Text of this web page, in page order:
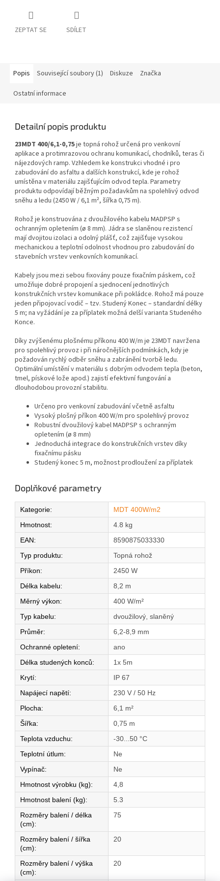
ZEPTAT SE SDÍLET
Popis Související soubory (1) Diskuze Značka
Ostatní informace
Detailní popis produktu
23MDT 400/6,1-0,75je topná rohož určená pro venkovní
aplikace a protimrazovou ochranu komunikací, chodníků, teras či
nájezdových ramp. Vzhledem ke konstrukci vhodné i pro
zabudování do asfaltu a dalších konstrukcí, kde je rohož
umístěna v materiálu zajišťujícím odvod tepla. Parametry
produktu odpovídají běžným požadavkům na spolehlivý odvod
sněhu a ledu (2450 W / 6,1 m², šířka 0,75 m).
Rohož je konstruována z dvoužilového kabelu MADPSP s
ochranným opletením (ø 8 mm). Jádra se slaněnou rezistencí
mají dvojitou izolaci a odolný plášť, což zajišťuje vysokou
mechanickou a teplotní odolnost vhodnou pro zabudování do
stavebních vrstev venkovních komunikací.
Kabely jsou mezi sebou fixovány pouze fixačním páskem, což
umožňuje dobré propojení a sjednocení jednotlivých
konstrukčních vrstev komunikace při pokládce. Rohož má pouze
jeden připojovací vodič – tzv. Studený Konec – standardní délky
5 m; na vyžádání je za příplatek možná delší varianta Studeného
Konce.
Díky zvýšenému plošnému příkonu 400 W/m je 23MDT navržena
pro spolehlivý provoz i při náročnějších podmínkách, kdy je
požadován rychlý odběr sněhu a zabránění tvorbě ledu.
Optimální umístění v materiálu s dobrým odvodem tepla (beton,
tmel, pískové lože apod.) zajistí efektivní fungování a
dlouhodobou provozní stabilitu.
Určeno pro venkovní zabudování včetně asfaltu
Vysoký plošný příkon 400 W/m pro spolehlivý provoz
Robustní dvoužilový kabel MADPSP s ochranným
opletením (ø 8 mm)
Jednoduchá integrace do konstrukčních vrstev díky
fixačnímu pásku
Studený konec 5 m, možnost prodloužení za příplatek
Doplňkové parametry
Kategorie:
MDT 400W/m2
Hmotnost:
4.8 kg
EAN:
8590875033330
Typ produktu:
Topná rohož
Příkon:
2450 W
Délka kabelu:
8,2 m
Měrný výkon:
400 W/m²
Typ kabelu:
dvoužilový, slaněný
Průměr:
6,2-8,9 mm
Ochranné opletení:
ano
Délka studených konců:
1x 5m
Krytí:
IP 67
Napájecí napětí:
230 V / 50 Hz
Plocha:
6,1 m²
Šířka:
0,75 m
Teplota vzduchu:
-30...50 °C
Teplotní útlum:
Ne
Vypínač:
Ne
Hmotnost výrobku (kg):
4,8
Hmotnost balení (kg):
5.3
Rozměry balení / délka
(cm):
75
Rozměry balení / šířka
(cm):
20
Rozměry balení / výška
(cm):
20